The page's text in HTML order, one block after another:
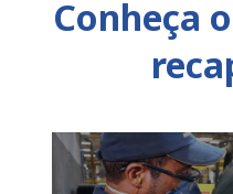
Conheça